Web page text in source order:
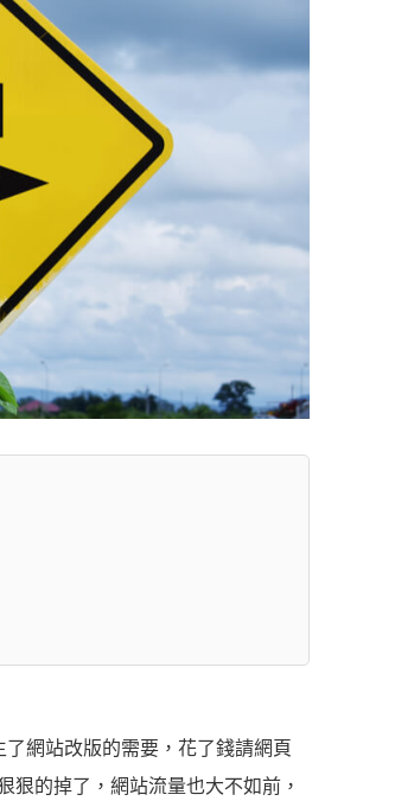
網站改版的需要，花了錢請網頁
狠的掉了，網站流量也大不如前，